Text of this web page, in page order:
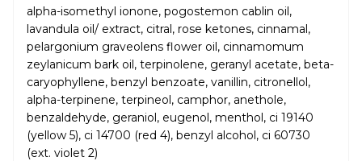
alpha-isomethyl ionone, pogostemon cablin oil,
lavandula oil/ extract, citral, rose ketones, cinnamal,
pelargonium graveolens flower oil, cinnamomum
zeylanicum bark oil, terpinolene, geranyl acetate, beta-
caryophyllene, benzyl benzoate, vanillin, citronellol,
alpha-terpinene, terpineol, camphor, anethole,
benzaldehyde, geraniol, eugenol, menthol, ci 19140
(yellow 5), ci 14700 (red 4), benzyl alcohol, ci 60730
(ext. violet 2)